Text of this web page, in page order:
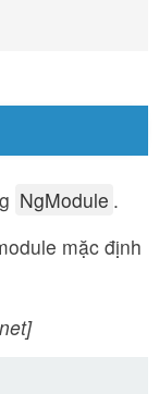
NgModule .
mặc định